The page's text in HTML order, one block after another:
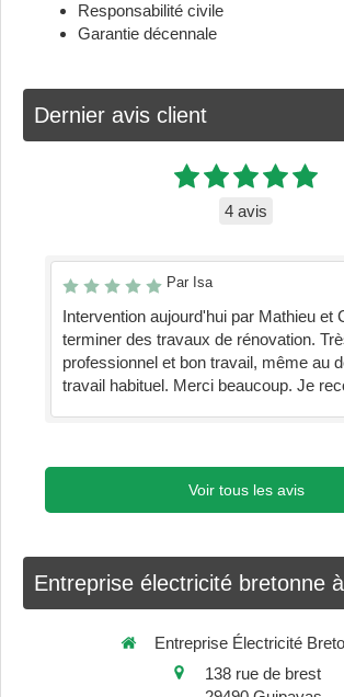
Responsabilité civile
Garantie décennale
Dernier avis client
4 avis
Par Isa
Intervention aujourd'hui par Mathieu et
terminer des travaux de rénovation.
professionnel et bon travail, même au
travail habituel. Merci beaucoup. Je
Voir tous les avis
Entreprise électricité bretonne
Entreprise Électricité
138 rue de brest